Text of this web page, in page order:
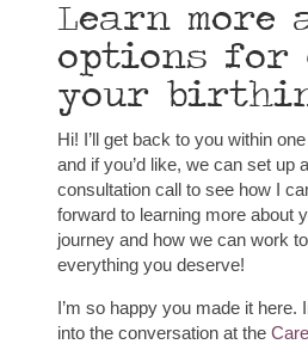
Learn more
options for
your
Hi! I’ll get back to you within
and if you’d like, we can set up
consultation call to see how I
forward to learning more about
journey and how we can work
everything you deserve!
I’m so happy you made it here.
into the conversation at the